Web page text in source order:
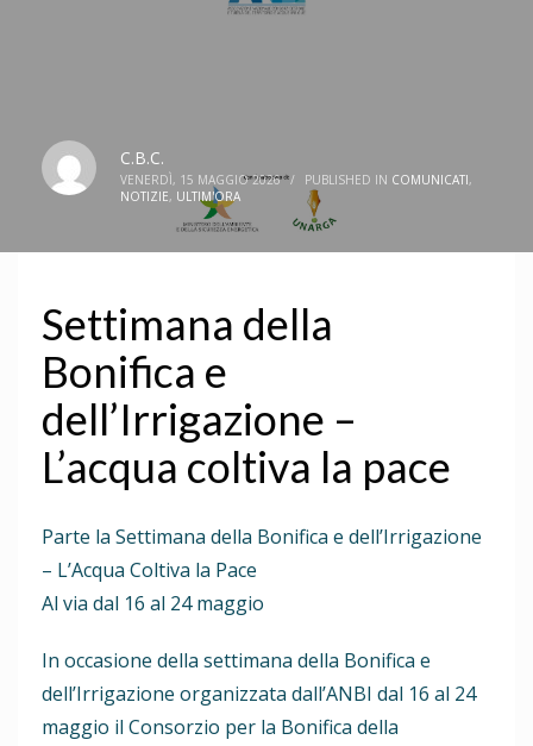
C.B.C.
VENERDÌ, 15 MAGGIO 2026 / PUBLISHED IN COMUNICATI,
NOTIZIE, ULTIM'ORA
Settimana della
Bonifica e
dell’Irrigazione –
L’acqua coltiva la pace
Parte la Settimana della Bonifica e dell’Irrigazione
– L’Acqua Coltiva la Pace
Al via dal 16 al 24 maggio
In occasione della settimana della Bonifica e
dell’Irrigazione organizzata dall’ANBI dal 16 al 24
maggio il Consorzio per la Bonifica della